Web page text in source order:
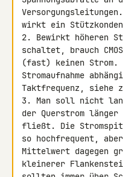
Versorgungsleitungen.
wirkt ein
2. Bewirkt höheren
schaltet, brauch CMOS
(fast) keinen
Stromaufnahme
Taktfrequenz, siehe
3. Man soll nicht
der Querstrom länger
fließt. Die
so hochfrequent,
Mittelwert dagegen
kleinerer